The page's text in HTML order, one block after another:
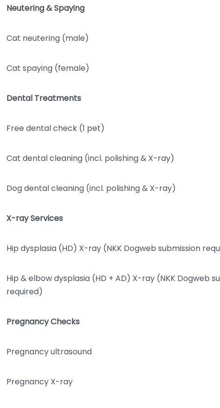
Neutering & Spaying
Cat neutering (male)
Cat spaying (female)
Dental Treatments
Free dental check (1 pet)
Cat dental cleaning (incl. polishing & X-ray)
Dog dental cleaning (incl. polishing & X-ray)
X-ray Services
Hip dysplasia (HD) X-ray (NKK Dogweb submission
Hip & elbow dysplasia (HD + AD) X-ray (NKK Dogweb
required)
Pregnancy Checks
Pregnancy ultrasound
Pregnancy X-ray